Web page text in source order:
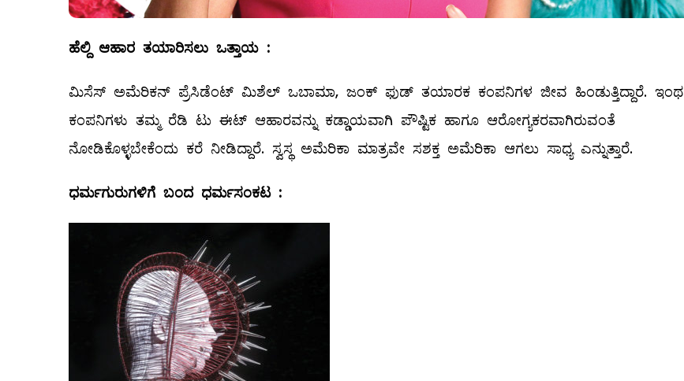
ಹೆಲ್ದಿ ಆಹಾರ ತಯಾರಿಸಲು ಒತ್ತಾಯ :
ಮಿಸೆಸ್‌ ಅಮೆರಿಕನ್‌ ಪ್ರೆಸಿಡೆಂಟ್‌ ಮಿಶೆಲ್ ಒಬಾಮಾ, ಜಂಕ್‌ ಫುಡ್‌ ತಯಾರಕ ಕಂಪನಿಗಳ ಜೀವ ಹಿಂಡುತ್ತಿದ್ದಾರೆ. ಇಂಥ
ಕಂಪನಿಗಳು ತಮ್ಮ ರೆಡಿ ಟು ಈಟ್‌ ಆಹಾರವನ್ನು ಕಡ್ಡಾಯವಾಗಿ ಪೌಷ್ಟಿಕ ಹಾಗೂ ಆರೋಗ್ಯಕರವಾಗಿರುವಂತೆ
ನೋಡಿಕೊಳ್ಳಬೇಕೆಂದು ಕರೆ ನೀಡಿದ್ದಾರೆ. ಸ್ವಸ್ಥ ಅಮೆರಿಕಾ ಮಾತ್ರವೇ ಸಶಕ್ತ ಅಮೆರಿಕಾ ಆಗಲು ಸಾಧ್ಯ ಎನ್ನುತ್ತಾರೆ.
ಧರ್ಮಗುರುಗಳಿಗೆ ಬಂದ ಧರ್ಮಸಂಕಟ: